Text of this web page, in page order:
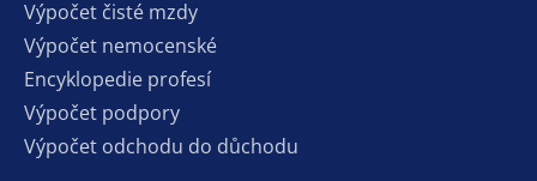
Výpočet čisté mzdy
Výpočet nemocenské
Encyklopedie profesí
Výpočet podpory
Výpočet odchodu do důchodu